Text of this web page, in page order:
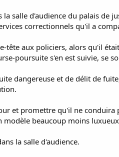
salle d'audience du palais de
correctionnels qu'il a
tête aux policiers, alors qu'il
poursuite s'en est suivie, se
dangereuse et de délit de
et promettre qu'il ne
beaucoup moins
la salle d'audience.